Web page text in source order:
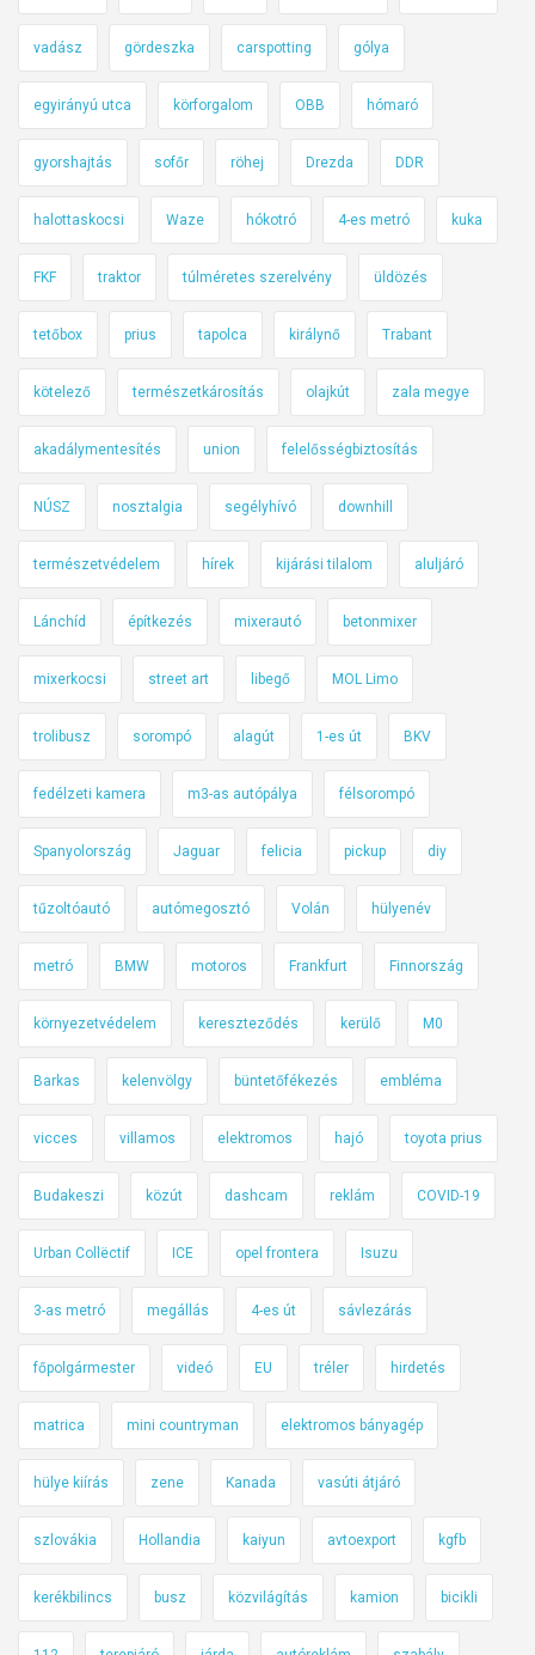
e
e
k
t
r
o
s
t
,
V
8
-
b
z
n
e
s
ő
h
i
d
é
n
s
c
s
l
e
g
y
k
s
r
vadász gördeszka carspotting gólya
egyirányú utca körforgalom OBB hómaró
gyorshajtás sofőr röhej Drezda DDR
halottaskocsi Waze hókotró 4-es metró kuka
FKF traktor túlméretes szerelvény üldözés
tetőbox prius tapolca királynő Trabant
kötelező természetkárosítás olajkút zala megye
akadálymentesítés union felelősségbiztosítás
NÚSZ nosztalgia segélyhívó downhill
természetvédelem hírek kijárási tilalom aluljáró
Lánchíd építkezés mixerautó betonmixer
mixerkocsi street art libegő MOL Limo
trolibusz sorompó alagút 1-es út BKV
fedélzeti kamera m3-as autópálya félsorompó
Spanyolország Jaguar felicia pickup diy
tűzoltóautó autómegosztó Volán hülyenév
metró BMW motoros Frankfurt Finnország
környezetvédelem kereszteződés kerülő M0
Barkas kelenvölgy büntetőfékezés embléma
vicces villamos elektromos hajó toyota prius
Budakeszi közút dashcam reklám COVID-19
Urban Collëctif ICE opel frontera Isuzu
3-as metró megállás 4-es út sávlezárás
főpolgármester videó EU tréler hirdetés
matrica mini countryman elektromos bányagép
hülye kiírás zene Kanada vasúti átjáró
szlovákia Hollandia kaiyun avtoexport kgfb
kerékbilincs busz közvilágítás kamion bicikli